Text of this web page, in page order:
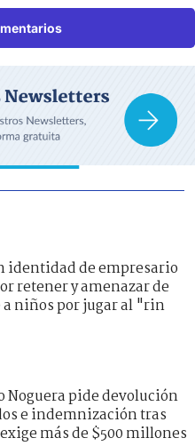
identidad de empresario
retener y amenazar de
niños por jugar al "rin
Noguera pide devolución
e indemnización tras
más de $500 millones